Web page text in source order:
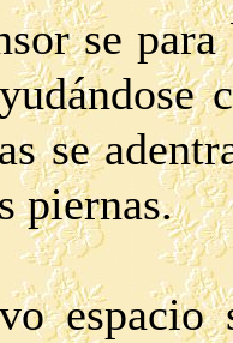
se
se
piernas.
espacio